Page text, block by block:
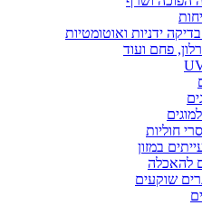
ידניות ואוטומטיות
פחם ועוד
חוליות
במזון
להאכלה
שוקעים